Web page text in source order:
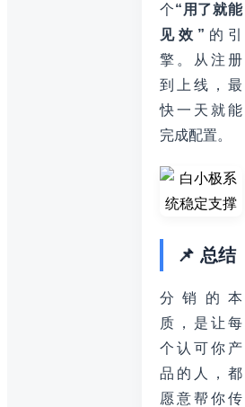
个“用了就能
见效” 的引
擎。从注册
到上线，最
快一天就能
完成配置。
📌 总结
分销的本
质，是让每
个认可你产
品的人，都
愿意帮你传